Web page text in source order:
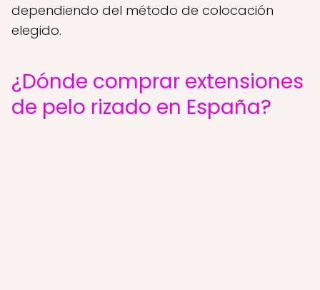
dependiendo del método de colocación
elegido.
¿Dónde comprar extensiones
de pelo rizado en España?